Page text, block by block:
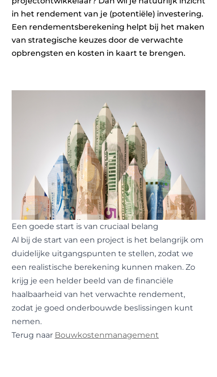
in het rendement van je (potentiële) investering.
Een rendementsberekening helpt bij het maken
van strategische keuzes door de verwachte
opbrengsten en kosten in kaart te brengen.
Een goede start is van cruciaal belang
Al bij de start van een project is het belangrijk om
duidelijke uitgangspunten te stellen, zodat we
een realistische berekening kunnen maken. Zo
krijg je een helder beeld van de financiële
haalbaarheid van het verwachte rendement,
zodat je goed onderbouwde beslissingen kunt
nemen.
Terug naar Bouwkostenmanagement